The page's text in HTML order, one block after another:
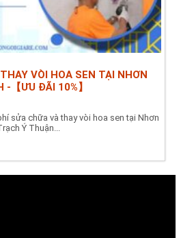
VÒI HOA SEN TẠI NHƠN
-【ƯU ĐÃI 10%】
sửa chữa và thay vòi hoa sen tại Nhơn
Ý Thuận...